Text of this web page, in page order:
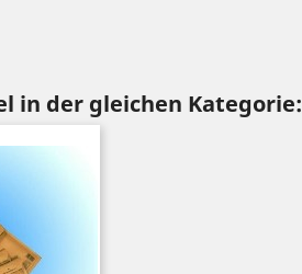
in der gleichen Kategorie: